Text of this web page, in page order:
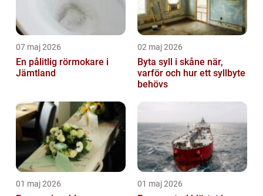
07 maj 2026
En pålitlig rörmokare i
Jämtland
02 maj 2026
Byta syll i skåne när,
varför och hur ett syllbyte
behövs
01 maj 2026 01 maj 2026